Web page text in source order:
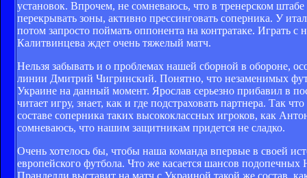
установок. Впрочем, не сомневаюсь, что в тренерском
перекрывать зоны, активно прессинговать соперника. У
потом запросто поймать оппонента на контратаке. Играть
Калитвинцева ждет очень тяжелый матч.
Нельзя забывать и о проблемах нашей сборной в обороне,
линии Дмитрий Чигринский. Понятно, что незаменимых
Украине на данный момент. Ярослав серьезно прибавил в
читает игру, знает, как и где подстраховать партнера. Так
составе соперника таких высококлассных игроков, как
сомневаюсь, что нашим защитникам придется не сладко.
Очень хотелось бы, чтобы наша команда впервые в своей
европейского футбола. Что же касается шансов
Пранделли выставит на матч с Украиной такой же состав,